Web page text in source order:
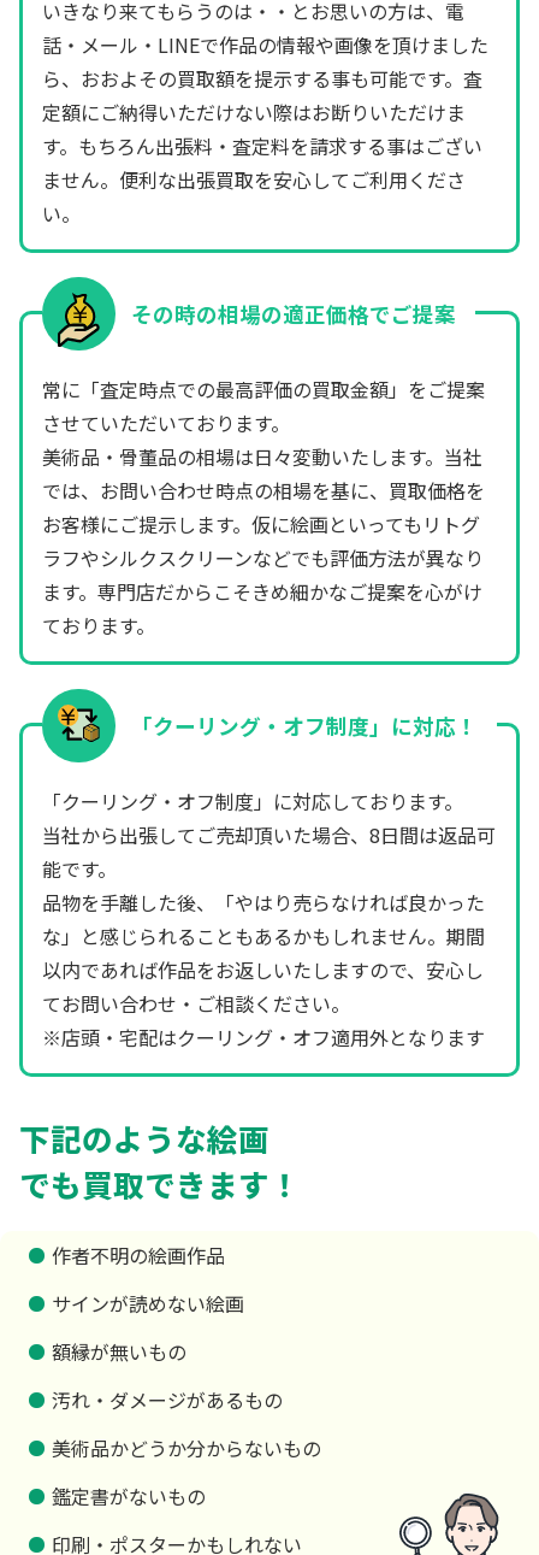
いきなり来てもらうのは・・とお思いの方は、電
話・メール・LINEで作品の情報や画像を頂けました
ら、おおよその買取額を提示する事も可能です。査
定額にご納得いただけない際はお断りいただけま
す。もちろん出張料・査定料を請求する事はござい
ません。便利な出張買取を安心してご利用くださ
い。
その時の相場の適正価格でご提案
常に「査定時点での最高評価の買取金額」をご提案
させていただいております。
美術品・骨董品の相場は日々変動いたします。当社
では、お問い合わせ時点の相場を基に、買取価格を
お客様にご提示します。仮に絵画といってもリトグ
ラフやシルクスクリーンなどでも評価方法が異なり
ます。専門店だからこそきめ細かなご提案を心がけ
ております。
「クーリング・オフ制度」に対応！
「クーリング・オフ制度」に対応しております。
当社から出張してご売却頂いた場合、8日間は返品可
能です。
品物を手離した後、「やはり売らなければ良かった
な」と感じられることもあるかもしれません。期間
以内であれば作品をお返しいたしますので、安心し
てお問い合わせ・ご相談ください。
※店頭・宅配はクーリング・オフ適用外となります
下記のような絵画
でも買取できます！
作者不明の絵画作品
サインが読めない絵画
額縁が無いもの
汚れ・ダメージがあるもの
美術品かどうか分からないもの
鑑定書がないもの
印刷・ポスターかもしれない